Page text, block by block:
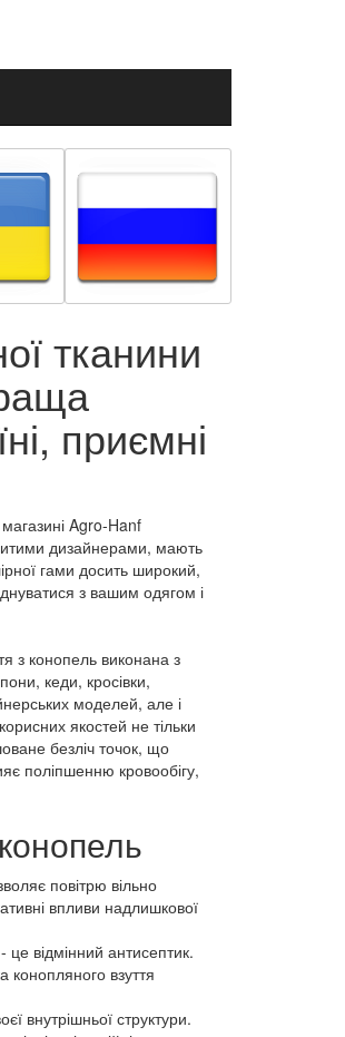
тканини
приємні
Agro-Hanf
дизайнерами, мають
гами досить широкий,
з вашим одягом і
з конопель виконана з
кеди, кросівки,
моделей, але і
якостей не тільки
безліч точок, що
поліпшенню кровообігу,
повітрю вільно
впливи надлишкової
відмінний антисептик.
конопляного взуття
внутрішньої структури.